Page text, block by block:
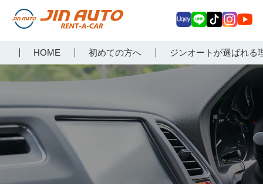
らジンオートレンタカー
HOME 初めての方へ ジンオートが選ばれる
ey E
Tokagr
am
uT
ub